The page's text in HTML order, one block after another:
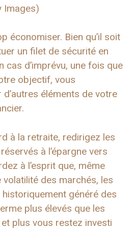
Images)
économiser. Bien qu’il soit
un filet de sécurité en
cas d’imprévu, une fois que
objectif, vous
éléments de votre
à la retraite, redirigez les
à l’épargne vers
à l’esprit que, même
des marchés, les
généré des
plus élevés que les
plus vous restez investi